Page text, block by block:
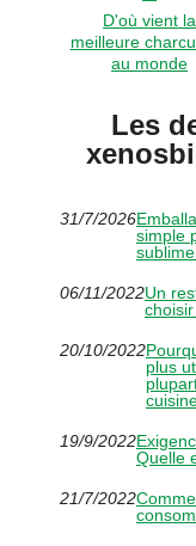
D'où vient la
meilleure
au monde
Les
31/7/2026
simple
06/11/2022Un
20/10/2022
plus
19/9/2022
Quelle
21/7/2022